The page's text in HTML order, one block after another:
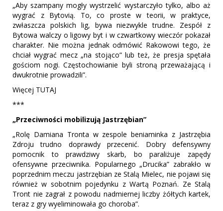
„Aby szampany mogły wystrzelić wystarczyło tylko, albo aż
wygrać z Bytovią. To, co proste w teorii, w praktyce,
zwłaszcza polskich lig, bywa niezwykle trudne. Zespół z
Bytowa walczy o ligowy byt i w czwartkowy wieczór pokazał
charakter. Nie można jednak odmówić Rakowowi tego, że
chciał wygrać mecz „na stojąco” lub też, że presja spętała
gościom nogi. Częstochowianie byli stroną przeważającą i
dwukrotnie prowadzili”.
Więcej TUTAJ
***
„Przeciwności mobilizują Jastrzębian”
„Rolę Damiana Tronta w zespole beniaminka z Jastrzębia
Zdroju trudno doprawdy przecenić. Dobry defensywny
pomocnik to prawdziwy skarb, bo paraliżuje zapędy
ofensywne przeciwnika. Popularnego „Drucika” zabrakło w
poprzednim meczu jastrzębian ze Stalą Mielec, nie pojawi się
również w sobotnim pojedynku z Wartą Poznań. Ze Stalą
Tront nie zagrał z powodu nadmiernej liczby żółtych kartek,
teraz z gry wyeliminowała go choroba”.